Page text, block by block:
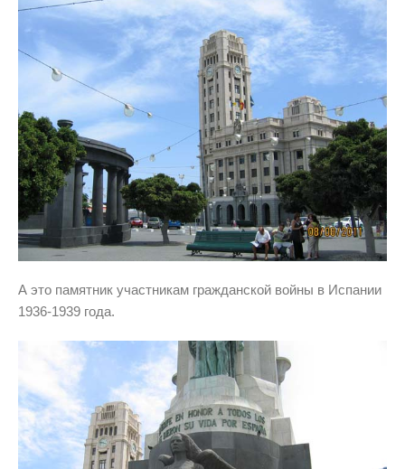
А это памятник участникам гражданской войны в Испании
1936-1939 года.